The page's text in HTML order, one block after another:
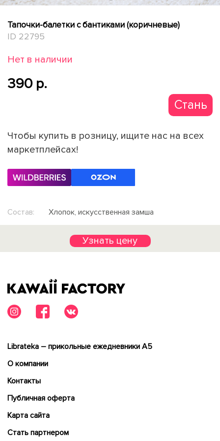
Тапочки-балетки с бантиками (коричневые)
ID 22795
Нет в наличии
390 p.
Стань
Чтобы купить в розницу, ищите нас на всех
маркетплейсах!
Состав: Хлопок, искусственная замша
Узнать цену
Librateka – прикольные ежедневники А5
О компании
Контакты
Публичная оферта
Карта сайта
Cтать партнером